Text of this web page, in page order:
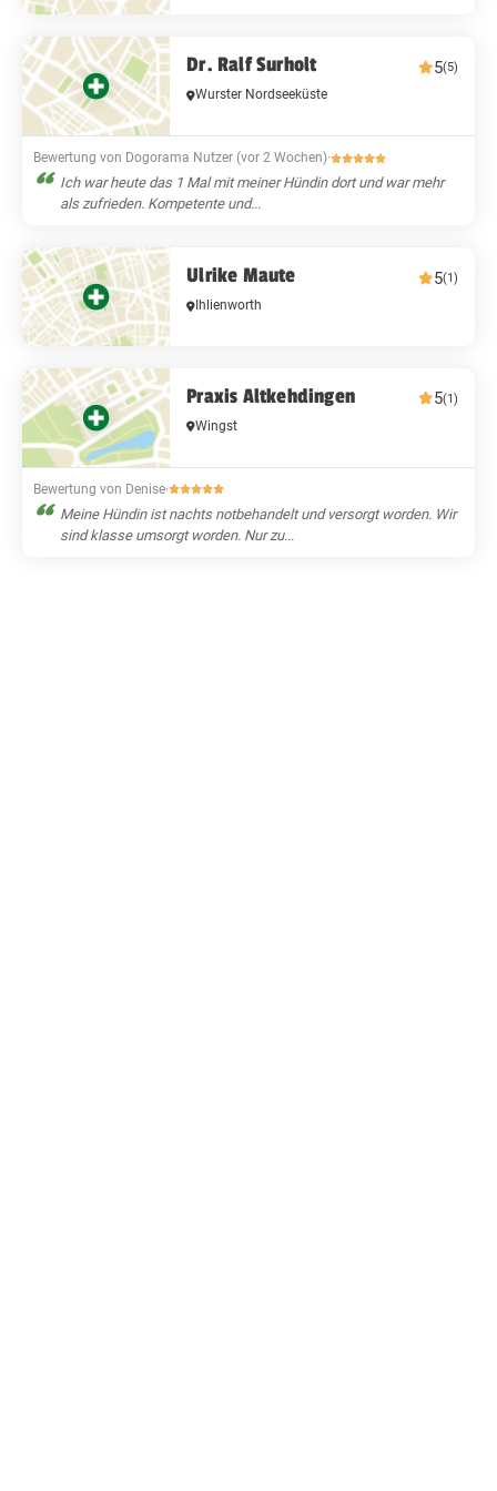
Dr. Ralf Surholt 5(5)
Wurster Nordseeküste
Bewertung von Dogorama Nutzer (vor 2 Wochen)·
Ich war heute das 1 Mal mit meiner Hündin dort und war mehr
als zufrieden. Kompetente und...
Ulrike Maute 5(1)
Ihlienworth
Praxis Altkehdingen 5(1)
Wingst
Bewertung von Denise·
Meine Hündin ist nachts notbehandelt und versorgt worden. Wir
sind klasse umsorgt worden. Nur zu...